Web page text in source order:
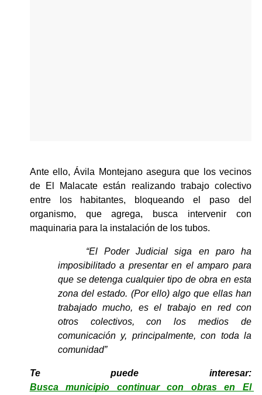
Ante ello, Ávila Montejano asegura que los vecinos
de El Malacate están realizando trabajo colectivo
entre los habitantes, bloqueando el paso del
organismo, que agrega, busca intervenir con
maquinaria para la instalación de los tubos.
“El Poder Judicial siga en paro ha
imposibilitado a presentar en el amparo para
que se detenga cualquier tipo de obra en esta
zona del estado. (Por ello) algo que ellas han
trabajado mucho, es el trabajo en red con
otros colectivos, con los medios de
comunicación y, principalmente, con toda la
comunidad”
Te puede interesar:
Busca municipio continuar con obras en El